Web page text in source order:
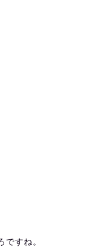
ですね。